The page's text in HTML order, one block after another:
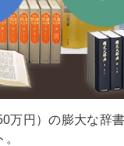
万円）の膨大な辞